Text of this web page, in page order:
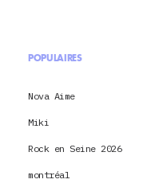
POPULAIRES
Nova Aime
Miki
Rock en Seine 2026
montréal